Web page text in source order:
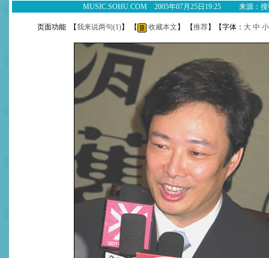
MUSIC.SOHU.COM 2005年07月25日19:25 来源：搜
页面功能 【我来说两句(1)】 【 收藏本文 】 【推荐】【字体： 大 中 小